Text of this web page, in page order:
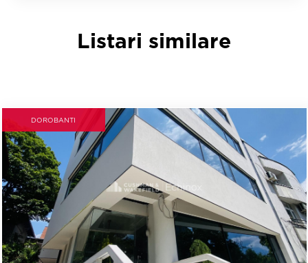
Listari similare
DOROBANTI